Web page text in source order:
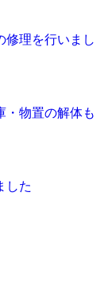
修理を行いまし
・物置の解体も
した